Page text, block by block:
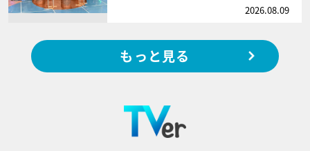
2026.08.09
もっと見る